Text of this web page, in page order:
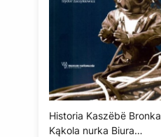
Historia Kaszëbë Bronka
Kąkola nurka Biura